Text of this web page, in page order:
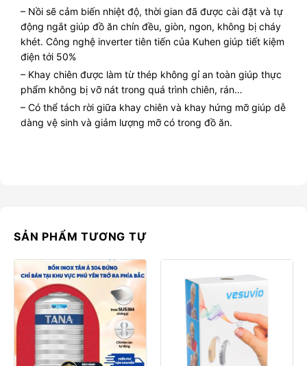
– Nồi sẽ cảm biến nhiệt độ, thời gian đã được cài đặt và tự
động ngắt giúp đồ ăn chín đều, giòn, ngon, không bị cháy
khét. Công nghệ inverter tiên tiến của Kuhen giúp tiết kiệm
điện tới 50%
– Khay chiên được làm từ thép không gỉ an toàn giúp thực
phẩm không bị vỡ nát trong quá trình chiên, rán…
– Có thể tách rời giữa khay chiên và khay hứng mỡ giúp dễ
dàng vệ sinh và giảm lượng mỡ có trong đồ ăn.
SẢN PHẨM TƯƠNG TỰ